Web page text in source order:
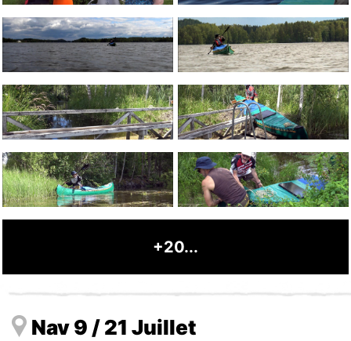
+20...
Nav 9 / 21 Juillet